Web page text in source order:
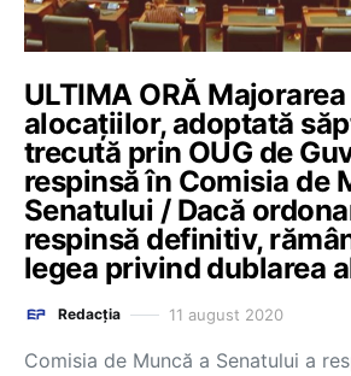
ULTIMA ORĂ
alocațiilor, adoptată
trecută prin OUG de
respinsă în Comisia de
Senatului / Dacă
respinsă definitiv,
legea privind dublarea
Redacția 11 august 2020
Comisia de Muncă a Senatului a